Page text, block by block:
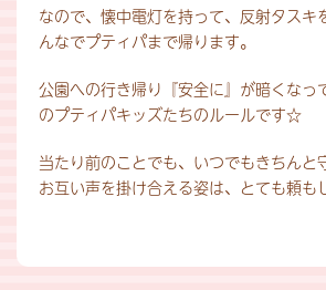
なので、懐中電灯を持って、反射タスキ
んなでプティパまで帰ります。
公園への行き帰り『安全に』が暗くなっ
のプティパキッズたちのルールです☆
当たり前のことでも、いつでもきちんと
お互い声を掛け合える姿は、とても頼